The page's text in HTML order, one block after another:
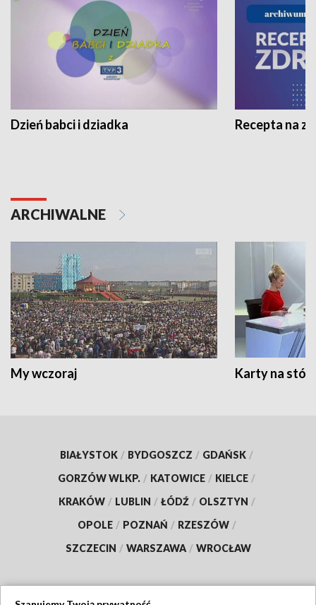
Dzień babci i dziadka Recepta na
ARCHIWALNE
My wczoraj Karty na
BIAŁYSTOK / BYDGOSZCZ / GDAŃSK /
GORZÓW WLKP. / KATOWICE / KIELCE /
KRAKÓW / LUBLIN / ŁÓDŹ / OLSZTYN /
OPOLE / POZNAŃ / RZESZÓW /
SZCZECIN / WARSZAWA / WROCŁAW